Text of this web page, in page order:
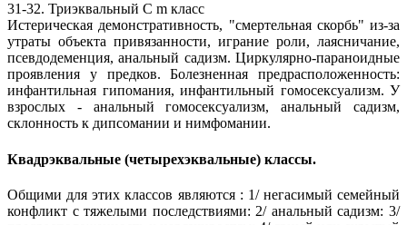
31-32. Триэквальный С m класс
Истерическая демонстративность, "смертельная скорбь" из-за
утраты объекта привязанности, играние роли, лаясничание,
псевдодеменция, анальный садизм. Циркулярно-параноидные
проявления у предков. Болезненная предрасположенность:
инфантильная гипомания, инфантильный гомосексуализм. У
взрослых - анальный гомосексуализм, анальный садизм,
склонность к дипсомании и нимфомании.
Квадрэквальные (четырехэквальные) классы.
Общими для этих классов являются : 1/ негасимый семейный
конфликт с тяжелыми последствиями: 2/ анальный садизм: 3/